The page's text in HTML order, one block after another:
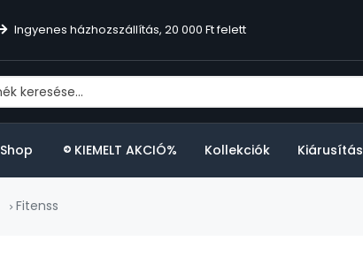
Ingyenes házhozszállítás, 20 000 Ft felett
Shop KIEMELT AKCIÓ% Kollekciók Kiárusítás
Fitenss